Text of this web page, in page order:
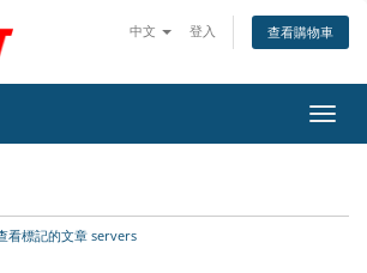
中文 登入 查看購物車
切
換
看標記的文章 servers